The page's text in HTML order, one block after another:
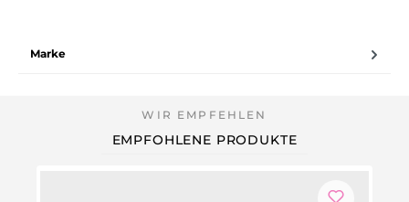
Marke
EMPFOHLENE PRODUKTE